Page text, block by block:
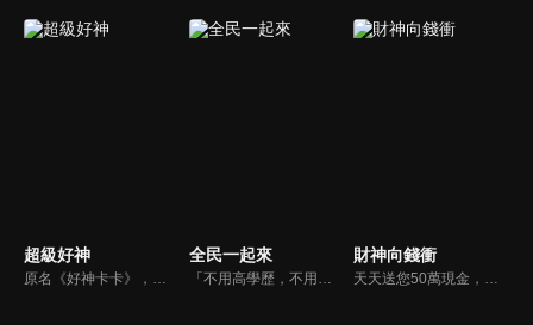
超級好神
原名《好神卡卡》，後改名為《超級好神》，是一檔益智類綜藝節目，由「A咖天王」徐乃麟搭配黃鐙輝主持。「好神智慧王」、「好神記憶王」、「誰是爆點王」、「好神送好禮」四個單元，讓來賓一較高下。比反應，比記憶，比機智，比膽識，幸運女神的眷顧與遠離永遠都是個未知數！
全民一起來
「不用高學歷，不用會答題，全民一起來，獎金拿不完！」《全民一起來》是一檔結合手機遊戲的大型現場直播益智節目，「記憶、觀察、反應、平衡、敏捷...」，多道關卡考驗挑戰者的多元智能及體能，見證藝人明星各項不可思議的挑戰。
財神向錢衝
天天送您50萬現金，還有汽車大獎！不考智力、體力，挑戰家人、同事、同學、朋友互相了解的成渡和共同生活經驗。快來參加《財神向前衝》大獎通通送給您。